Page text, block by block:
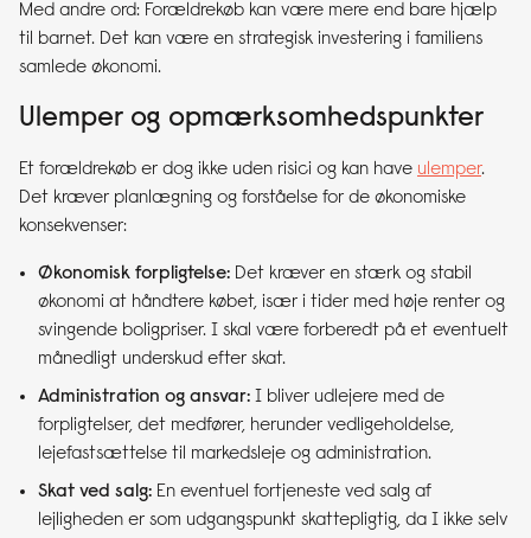
Med andre ord: Forældrekøb kan være mere end bare hjælp
til barnet. Det kan være en strategisk investering i familiens
samlede økonomi.
Ulemper og opmærksomhedspunkter
Et forældrekøb er dog ikke uden risici og kan have ulemper.
Det kræver planlægning og forståelse for de økonomiske
konsekvenser:
Økonomisk forpligtelse: Det kræver en stærk og stabil
økonomi at håndtere købet, især i tider med høje renter og
svingende boligpriser. I skal være forberedt på et eventuelt
månedligt underskud efter skat.
Administration og ansvar: I bliver udlejere med de
forpligtelser, det medfører, herunder vedligeholdelse,
lejefastsættelse til markedsleje og administration.
Skat ved salg: En eventuel fortjeneste ved salg af
lejligheden er som udgangspunkt skattepligtig, da I ikke selv